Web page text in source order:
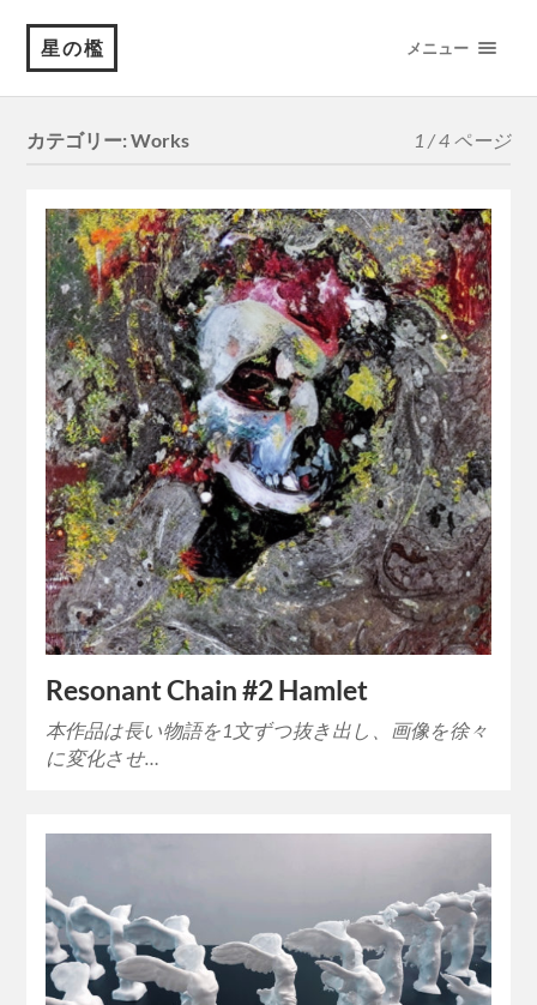
星の檻 メニュー
カテゴリー:Works 1 / 4 ページ
Resonant Chain #2 Hamlet
本作品は長い物語を1文ずつ抜き出し、画像を徐々
に変化させ…